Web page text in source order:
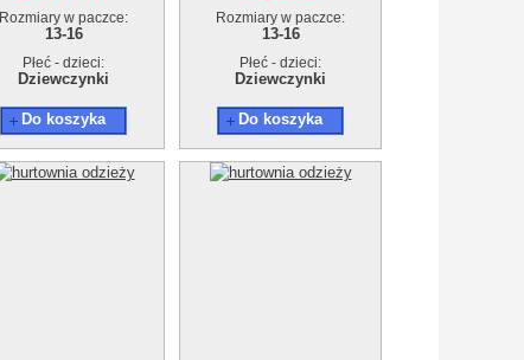
Rozmiary w paczce:
13-16
Płeć - dzieci:
Dziewczynki
Do koszyka
Rozmiary w paczce:
13-16
Płeć - dzieci:
Dziewczynki
Do koszyka